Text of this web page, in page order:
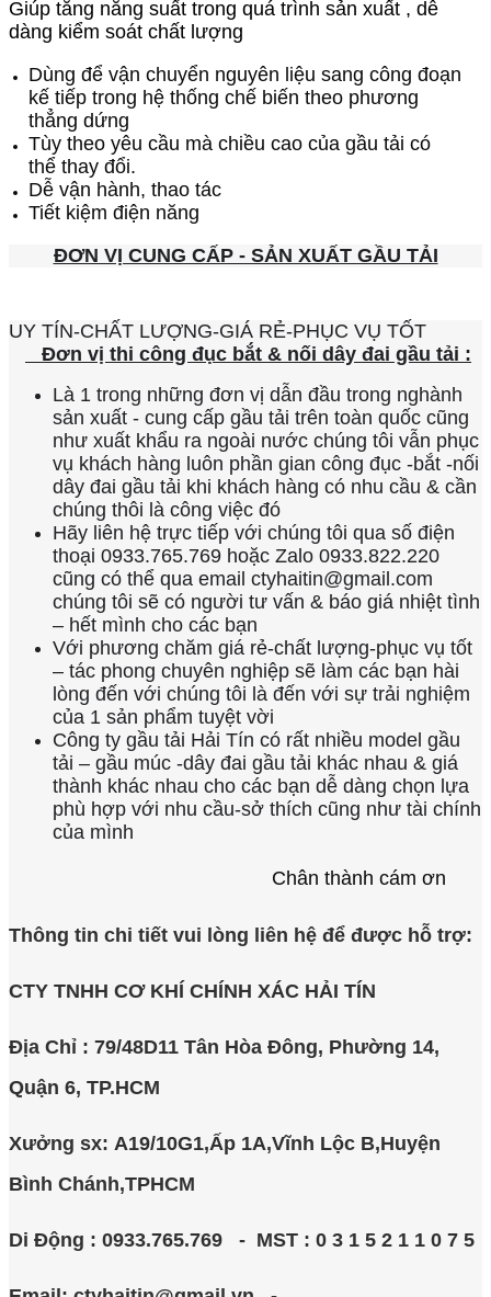
Giúp tăng năng suất trong quá trình sản xuất , dễ
dàng kiểm soát chất lượng
Dùng để vận chuyển nguyên liệu sang công đoạn
kế tiếp trong hệ thống chế biến theo phương
thẳng dứng
Tùy theo yêu cầu mà chiều cao của gầu tải có
thể thay đổi.
Dễ vận hành, thao tác
Tiết kiệm điện năng​​
ĐƠN VỊ CUNG CẤP - SẢN XUẤT GẦU TẢI
UY TÍN-CHẤT LƯỢNG-GIÁ RẺ-PHỤC VỤ TỐT
Đơn vị thi công đục bắt & nối dây đai gầu tải :
Là 1 trong những đơn vị dẫn đầu trong nghành
sản xuất - cung cấp gầu tải trên toàn quốc cũng
như xuất khẩu ra ngoài nước chúng tôi vẫn phục
vụ khách hàng luôn phần gian công đục -bắt -nối
dây đai gầu tải khi khách hàng có nhu cầu & cần
chúng thôi là công việc đó
Hãy liên hệ trực tiếp với chúng tôi qua số điện
thoại 0933.765.769 hoặc Zalo 0933.822.220
cũng có thể qua email ctyhaitin@gmail.com
chúng tôi sẽ có người tư vấn & báo giá nhiệt tình
– hết mình cho các bạn
Với phương chăm giá rẻ-chất lượng-phục vụ tốt
– tác phong chuyên nghiệp sẽ làm các bạn hài
lòng đến với chúng tôi là đến với sự trải nghiệm
của 1 sản phẩm tuyệt vời
Công ty gầu tải Hải Tín có rất nhiều model gầu
tải – gầu múc -dây đai gầu tải khác nhau & giá
thành khác nhau cho các bạn dễ dàng chọn lựa
phù hợp với nhu cầu-sở thích cũng như tài chính
của mình
Chân thành cám ơn
Thông tin chi tiết vui lòng liên hệ để được hỗ trợ:
CTY TNHH CƠ KHÍ CHÍNH XÁC HẢI TÍN
Địa Chỉ : 79/48D11 Tân Hòa Đông, Phường 14,
Quận 6, TP.HCM
Xưởng sx: A19/10G1,Ấp 1A,Vĩnh Lộc B,Huyện
Bình Chánh,TPHCM
Di Động : 0933.765.769 - MST : 0 3 1 5 2 1 1 0 7 5